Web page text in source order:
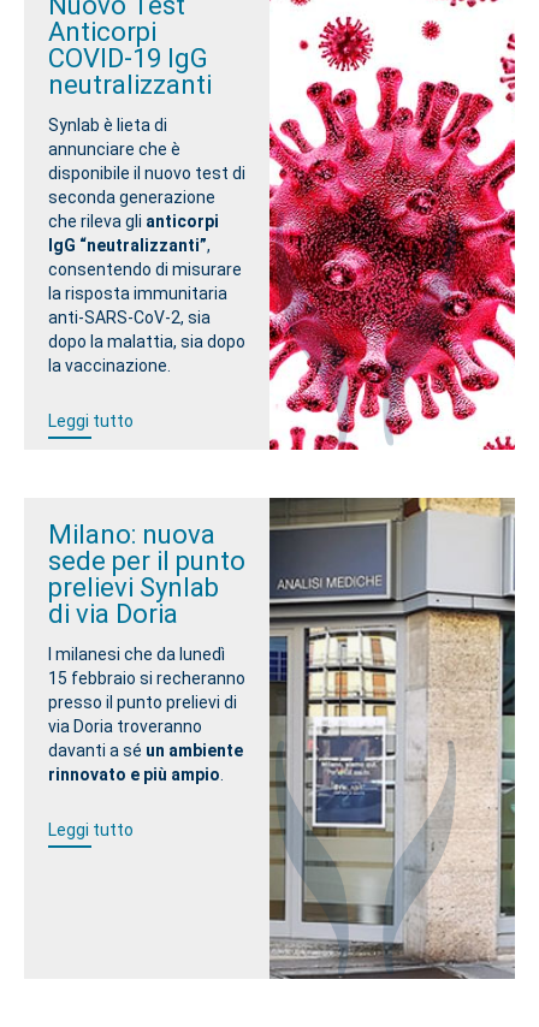
Anticorpi
COVID-19 IgG
neutralizzanti
Synlab è lieta di
annunciare che è
disponibile il nuovo test di
seconda generazione
che rileva gli anticorpi
IgG “neutralizzanti”,
consentendo di misurare
la risposta immunitaria
anti-SARS-CoV-2, sia
dopo la malattia, sia dopo
la vaccinazione.
Leggi tutto
Milano: nuova
sede per il punto
prelievi Synlab
di via Doria
I milanesi che da lunedì
15 febbraio si recheranno
presso il punto prelievi di
via Doria troveranno
davanti a sé un ambiente
rinnovato e più ampio
Leggi tutto